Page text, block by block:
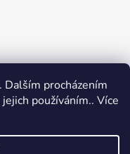
Dalším procházením
používáním.. Více